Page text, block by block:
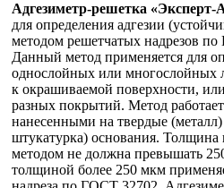
Адгезиметр-решетка «Эксперт-
для определения адгезии
методом решетчатых надрезов
Данный метод применяется для
однослойных или многослойных
к окрашиваемой поверхности,
разных покрытий. Метод
нанесенными на твердые
штукатурка) основания.
методом не должна превышать
толщиной более 250 мкм